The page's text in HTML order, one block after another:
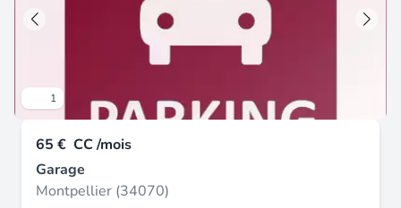
1
65 € CC /mois
Garage
Montpellier (34070)